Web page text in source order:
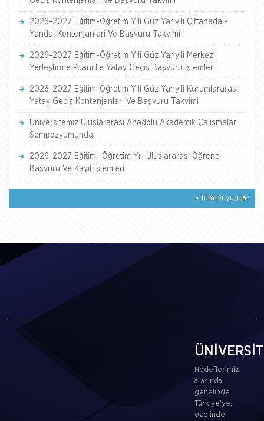
2026-2027 Eğitim-Öğretim Yili Güz Yariyili Çiftanadal-
Yandal Kontenjanlari Ve Başvuru Takvimi
2026-2027 Eğitim-Öğretim Yili Güz Yariyili Merkezi
Yerleştirme Puani İle Yatay Geçiş Başvuru İşlemleri
2026-2027 Eğitim-Öğretim Yili Güz Yariyili Kurumlararasi
Yatay Geçiş Kontenjanlari Ve Başvuru Takvimi
Üniversitemiz Uluslararası Anadolu Akademik Çalışmalar
Sempozyumunda
2026-2027 Eğitim- Öğretim Yılı Uluslararası Öğrenci
Başvuru Ve Kayıt İşlemleri
» Tüm Duyurular
Hedeflerimiz
arasında
genelinde
Türkiye’ye,
özelinde